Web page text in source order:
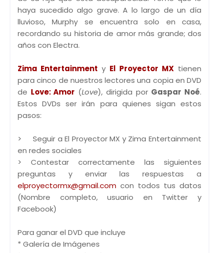
haya sucedido algo grave. A lo largo de un día
lluvioso, Murphy se encuentra solo en casa,
recordando su historia de amor más grande; dos
años con Electra.
Zima Entertainment y El Proyector MX tienen
para cinco de nuestros lectores una copia en DVD
de Love: Amor (Love), dirigida por Gaspar Noé.
Estos DVDs ser irán para quienes sigan estos
pasos:
> Seguir a El Proyector MX y Zima Entertainment
en redes sociales
> Contestar correctamente las siguientes
preguntas y enviar las respuestas a
elproyectormx@gmail.com con todos tus datos
(Nombre completo, usuario en Twitter y
Facebook)
Para ganar el DVD que incluye
* Galería de Imágenes